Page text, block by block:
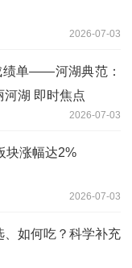
2026-07-03
绩单——河湖典范：
河湖 即时焦点
2026-07-03
块涨幅达2%
2026-07-03
、如何吃？科学补充